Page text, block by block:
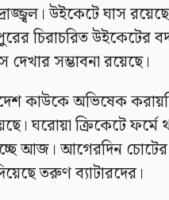
উইকেটে ঘাস
চিরাচরিত উইকেটের
সম্ভাবনা রয়েছে।
কাউকে অভিষেক
ঘরোয়া ক্রিকেটে
আজ। আগেরদিন
তরুণ ব্যাটারদের।